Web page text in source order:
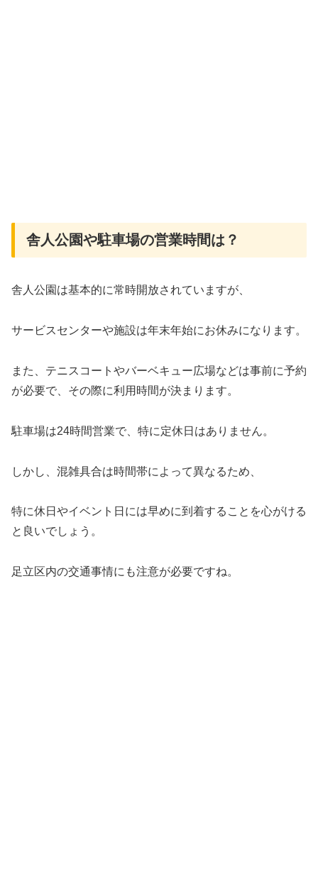
舎人公園や駐車場の営業時間は？
舎人公園は基本的に常時開放されていますが、
サービスセンターや施設は年末年始にお休みになります。
また、テニスコートやバーベキュー広場などは事前に予約
が必要で、その際に利用時間が決まります。
駐車場は24時間営業で、特に定休日はありません。
しかし、混雑具合は時間帯によって異なるため、
特に休日やイベント日には早めに到着することを心がける
と良いでしょう。
足立区内の交通事情にも注意が必要ですね。